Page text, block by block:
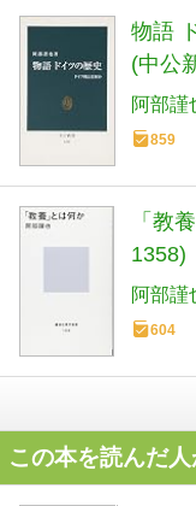
物語
(中公
阿部謹
859
「教
1358)
阿部謹
604
この本を読んだ